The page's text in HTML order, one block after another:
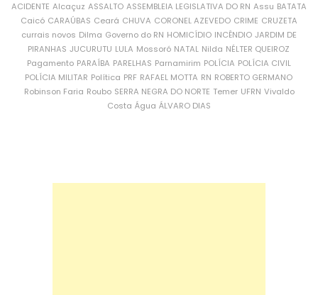
ACIDENTE Alcaçuz ASSALTO ASSEMBLEIA LEGISLATIVA DO RN Assu BATATA
Caicó CARAÚBAS Ceará CHUVA CORONEL AZEVEDO CRIME CRUZETA
currais novos Dilma Governo do RN HOMICÍDIO INCÊNDIO JARDIM DE
PIRANHAS JUCURUTU LULA Mossoró NATAL Nilda NÉLTER QUEIROZ
Pagamento PARAÍBA PARELHAS Parnamirim POLÍCIA POLÍCIA CIVIL
POLÍCIA MILITAR Política PRF RAFAEL MOTTA RN ROBERTO GERMANO
Robinson Faria Roubo SERRA NEGRA DO NORTE Temer UFRN Vivaldo
Costa Água ÁLVARO DIAS